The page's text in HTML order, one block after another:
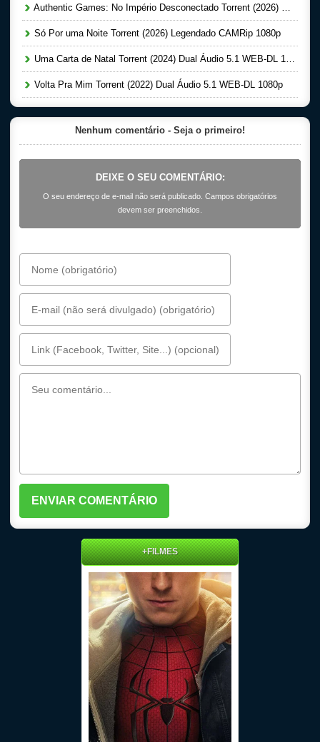
Authentic Games: No Império Desconectado Torrent (2026) Nacional 5.1 WEB-DL 1080p
Só Por uma Noite Torrent (2026) Legendado CAMRip 1080p
Uma Carta de Natal Torrent (2024) Dual Áudio 5.1 WEB-DL 1080p
Volta Pra Mim Torrent (2022) Dual Áudio 5.1 WEB-DL 1080p
Nenhum comentário - Seja o primeiro!
DEIXE O SEU COMENTÁRIO:
O seu endereço de e-mail não será publicado. Campos obrigatórios
devem ser preenchidos.
+FILMES